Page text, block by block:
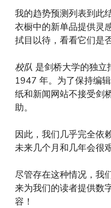
我的趋势预测列表到此
衣橱中的新单品提供灵
拭目以待，看看它们是
校队 是剑桥大学的独立
1947 年。为了保持编
纸和新闻网站不接受剑
助。
因此，我们几乎完全依
未来几个月和几年会很艰
尽管存在这种情况，我
来为我们的读者提供数
容！